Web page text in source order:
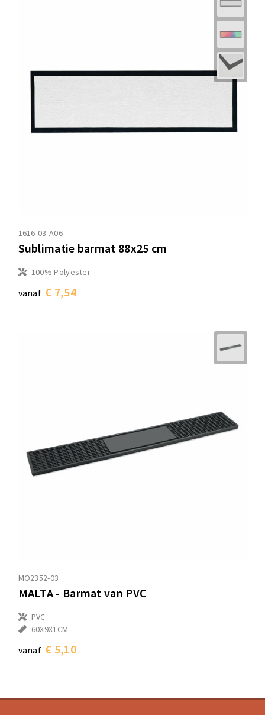
1616-03-A06
Sublimatie barmat 88x25 cm
100% Polyester
vanaf € 7,54
MO2352-03
MALTA - Barmat van PVC
PVC
60X9X1CM
vanaf € 5,10